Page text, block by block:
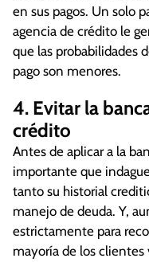
en sus pagos. Un solo
agencia de crédito le
que las probabilidades
pago son menores.
4. Evitar la
crédito
Antes de aplicar a la
importante que
tanto su historial
manejo de deuda. Y,
estrictamente para
mayoría de los